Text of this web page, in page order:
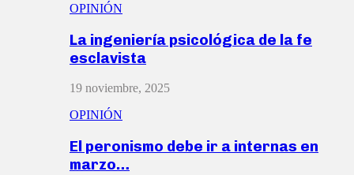
OPINIÓN
La ingeniería psicológica de la fe
esclavista
19 noviembre, 2025
OPINIÓN
El peronismo debe ir a internas en
marzo…